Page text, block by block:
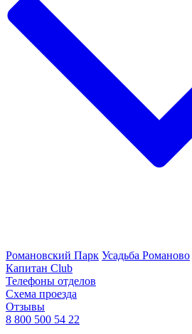
Романовский Парк Усадьба Романово
Капитан Club
Телефоны отделов
Схема проезда
Отзывы
8 800 500 54 22